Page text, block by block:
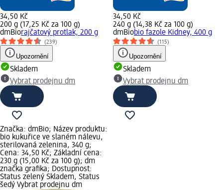
34,50 Kč
200 g (17,25 Kč za 100 g)
dmBiorajčatový protlak, 200 g
(239)
Upozornění
Skladem
Vybrat prodejnu dm
34,50 Kč
240 g (14,38 Kč za 100 g)
dmBiobio fazole Kidney, 400 g
(115)
Upozornění
Skladem
Vybrat prodejnu dm
Značka: dmBio; Název produktu:
bio kukuřice ve slaném nálevu,
sterilovaná zelenina, 340 g;
Cena: 34,50 Kč; Základní cena:
230 g (15,00 Kč za 100 g); dm
značka grafika; Dostupnost:
Status zelený Skladem, Status
šedý Vybrat prodejnu dm